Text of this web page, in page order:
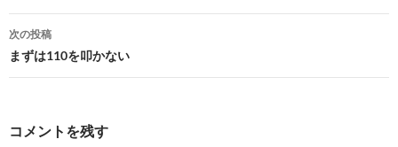
ナ
ビ
ゲ
次の投稿
まずは110を叩かない
コメントを残す